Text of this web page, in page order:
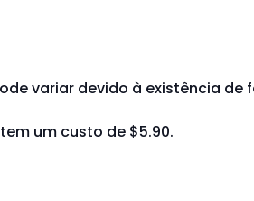
variar devido à existência
um custo de $5.90.